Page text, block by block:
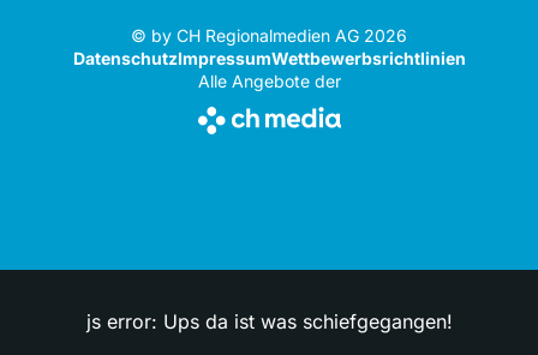
© by CH Regionalmedien AG 2026
DatenschutzImpressumWettbewerbsrichtlinien
Alle Angebote der
js error: Ups da ist was schiefgegangen!